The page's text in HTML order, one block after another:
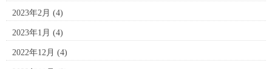
2023年2月 (4)
2023年1月 (4)
2022年12月 (4)